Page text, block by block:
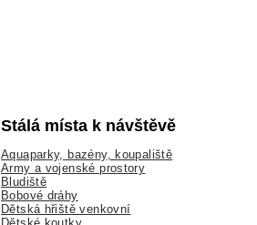
Stálá místa k návštěvě
Aquaparky, bazény, koupaliště
Army a vojenské prostory
Bludiště
Bobové dráhy
Dětská hřiště venkovní